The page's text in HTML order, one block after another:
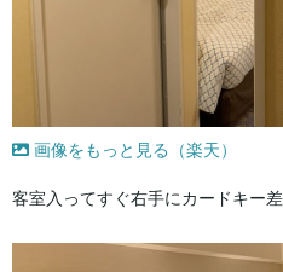
画像をもっと見る（楽天）
客室入ってすぐ右手にカードキー